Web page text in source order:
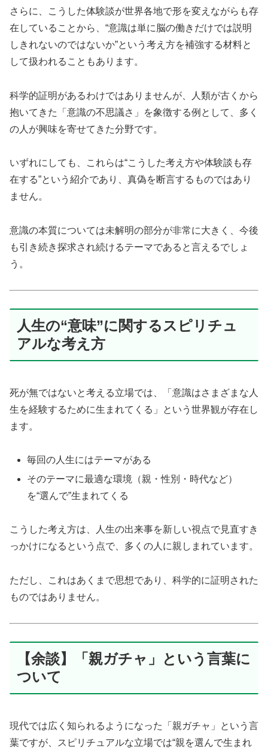
さらに、こうした体験談が世界各地で形を変えながらも存
在していることから、“意識は単に脳の働きだけでは説明
しきれないのではないか”という考え方を補強する材料と
して扱われることもあります。
科学的証明があるわけではありませんが、人類が古くから
抱いてきた「意識の不思議さ」を象徴する例として、多く
の人が興味を寄せてきた分野です。
いずれにしても、これらは“こうした考え方や体験談も存
在する”という紹介であり、真偽を断言するものではあり
ません。
意識の本質については未解明の部分が非常に大きく、今後
も引き続き探求され続けるテーマであると言えるでしょ
う。
人生の“意味”に関するスピリチュ
アルな考え方
死が無ではないと考える立場では、「意識はさまざまな人
生を経験するために生まれてくる」という世界観が存在し
ます。
毎回の人生にはテーマがある
そのテーマに最適な環境（親・性別・時代など）
を“選んで”生まれてくる
こうした考え方は、人生の出来事を新しい視点で見直すき
っかけになるという点で、多くの人に親しまれています。
ただし、これはあくまで思想であり、科学的に証明された
ものではありません。
【余談】「親ガチャ」という言葉に
ついて
現代では広く知られるようになった「親ガチャ」という言
葉ですが、スピリチュアルな立場では“親を選んで生まれ